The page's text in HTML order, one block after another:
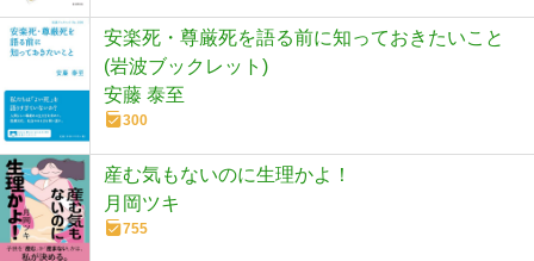
安楽死・尊厳死を語る前に知っておきたいこと
(岩波ブックレット)
安藤 泰至
300
産む気もないのに生理かよ！
月岡ツキ
755